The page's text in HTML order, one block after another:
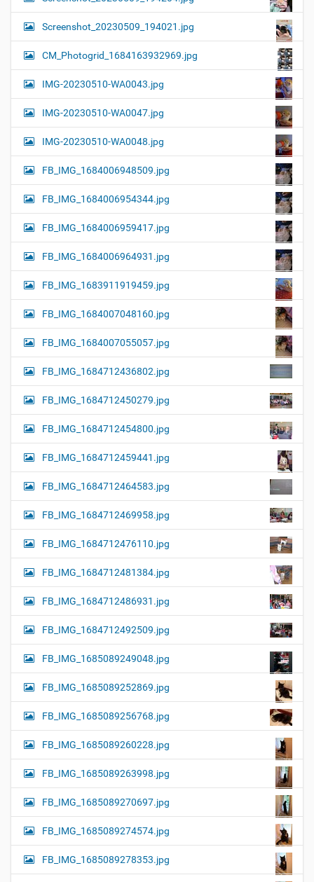
Screenshot_20230509_194021.jpg
CM_Photogrid_1684163932969.jpg
IMG-20230510-WA0043.jpg
IMG-20230510-WA0047.jpg
IMG-20230510-WA0048.jpg
FB_IMG_1684006948509.jpg
FB_IMG_1684006954344.jpg
FB_IMG_1684006959417.jpg
FB_IMG_1684006964931.jpg
FB_IMG_1683911919459.jpg
FB_IMG_1684007048160.jpg
FB_IMG_1684007055057.jpg
FB_IMG_1684712436802.jpg
FB_IMG_1684712450279.jpg
FB_IMG_1684712454800.jpg
FB_IMG_1684712459441.jpg
FB_IMG_1684712464583.jpg
FB_IMG_1684712469958.jpg
FB_IMG_1684712476110.jpg
FB_IMG_1684712481384.jpg
FB_IMG_1684712486931.jpg
FB_IMG_1684712492509.jpg
FB_IMG_1685089249048.jpg
FB_IMG_1685089252869.jpg
FB_IMG_1685089256768.jpg
FB_IMG_1685089260228.jpg
FB_IMG_1685089263998.jpg
FB_IMG_1685089270697.jpg
FB_IMG_1685089274574.jpg
FB_IMG_1685089278353.jpg